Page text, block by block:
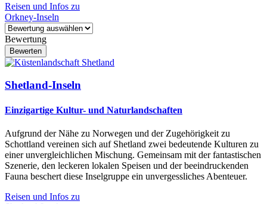
Reisen und Infos zu
Orkney-Inseln
Bewertung
Shetland-Inseln
Einzigartige Kultur- und Naturlandschaften
Aufgrund der Nähe zu Norwegen und der Zugehörigkeit zu
Schottland vereinen sich auf Shetland zwei bedeutende Kulturen zu
einer unvergleichlichen Mischung. Gemeinsam mit der fantastischen
Szenerie, den leckeren lokalen Speisen und der beeindruckenden
Fauna beschert diese Inselgruppe ein unvergessliches Abenteuer.
Reisen und Infos zu